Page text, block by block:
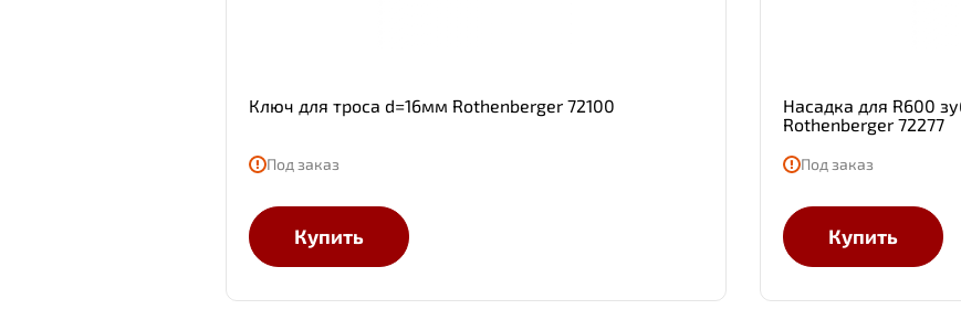
Ключ для троса d=16мм Rothenberger 72100
Под заказ
Купить
Насадка для R600
Rothenberger 72277
Под заказ
Купить